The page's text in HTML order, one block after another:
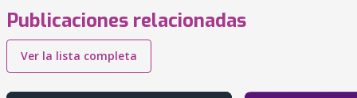
Publicaciones relacionadas
Ver la lista completa